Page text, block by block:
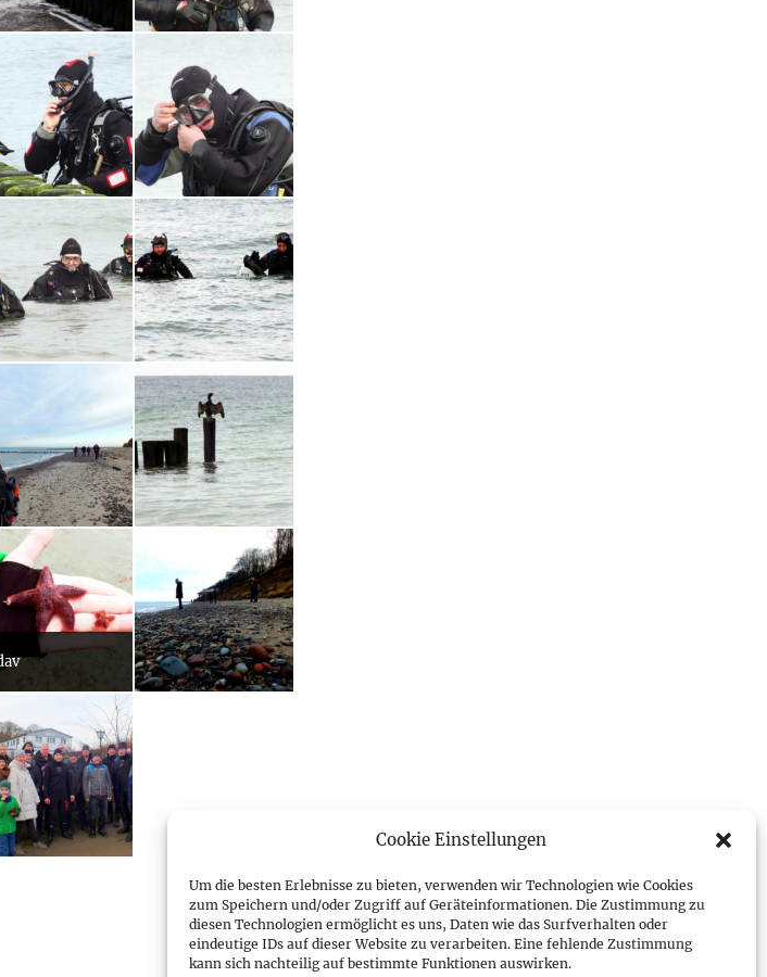
Cookie Einstellungen
Um die besten Erlebnisse zu bieten, verwenden wir Technologien wie Cookies
zum Speichern und/oder Zugriff auf Geräteinformationen. Die Zustimmung zu
diesen Technologien ermöglicht es uns, Daten wie das Surfverhalten oder
eindeutige IDs auf dieser Website zu verarbeiten. Eine fehlende Zustimmung
kann sich nachteilig auf bestimmte Funktionen auswirken.